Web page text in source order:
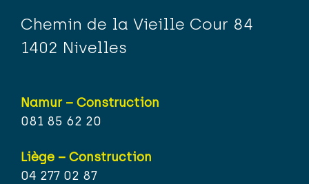
Chemin de la Vieille Cour 84
1402 Nivelles
Namur – Construction
081 85 62 20
Liège – Construction
04 277 02 87